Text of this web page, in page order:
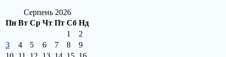
Серпень 2026
Пн Вт Ср Чт Пт Сб Нд
1
2
3
4 5 6 7 8
9